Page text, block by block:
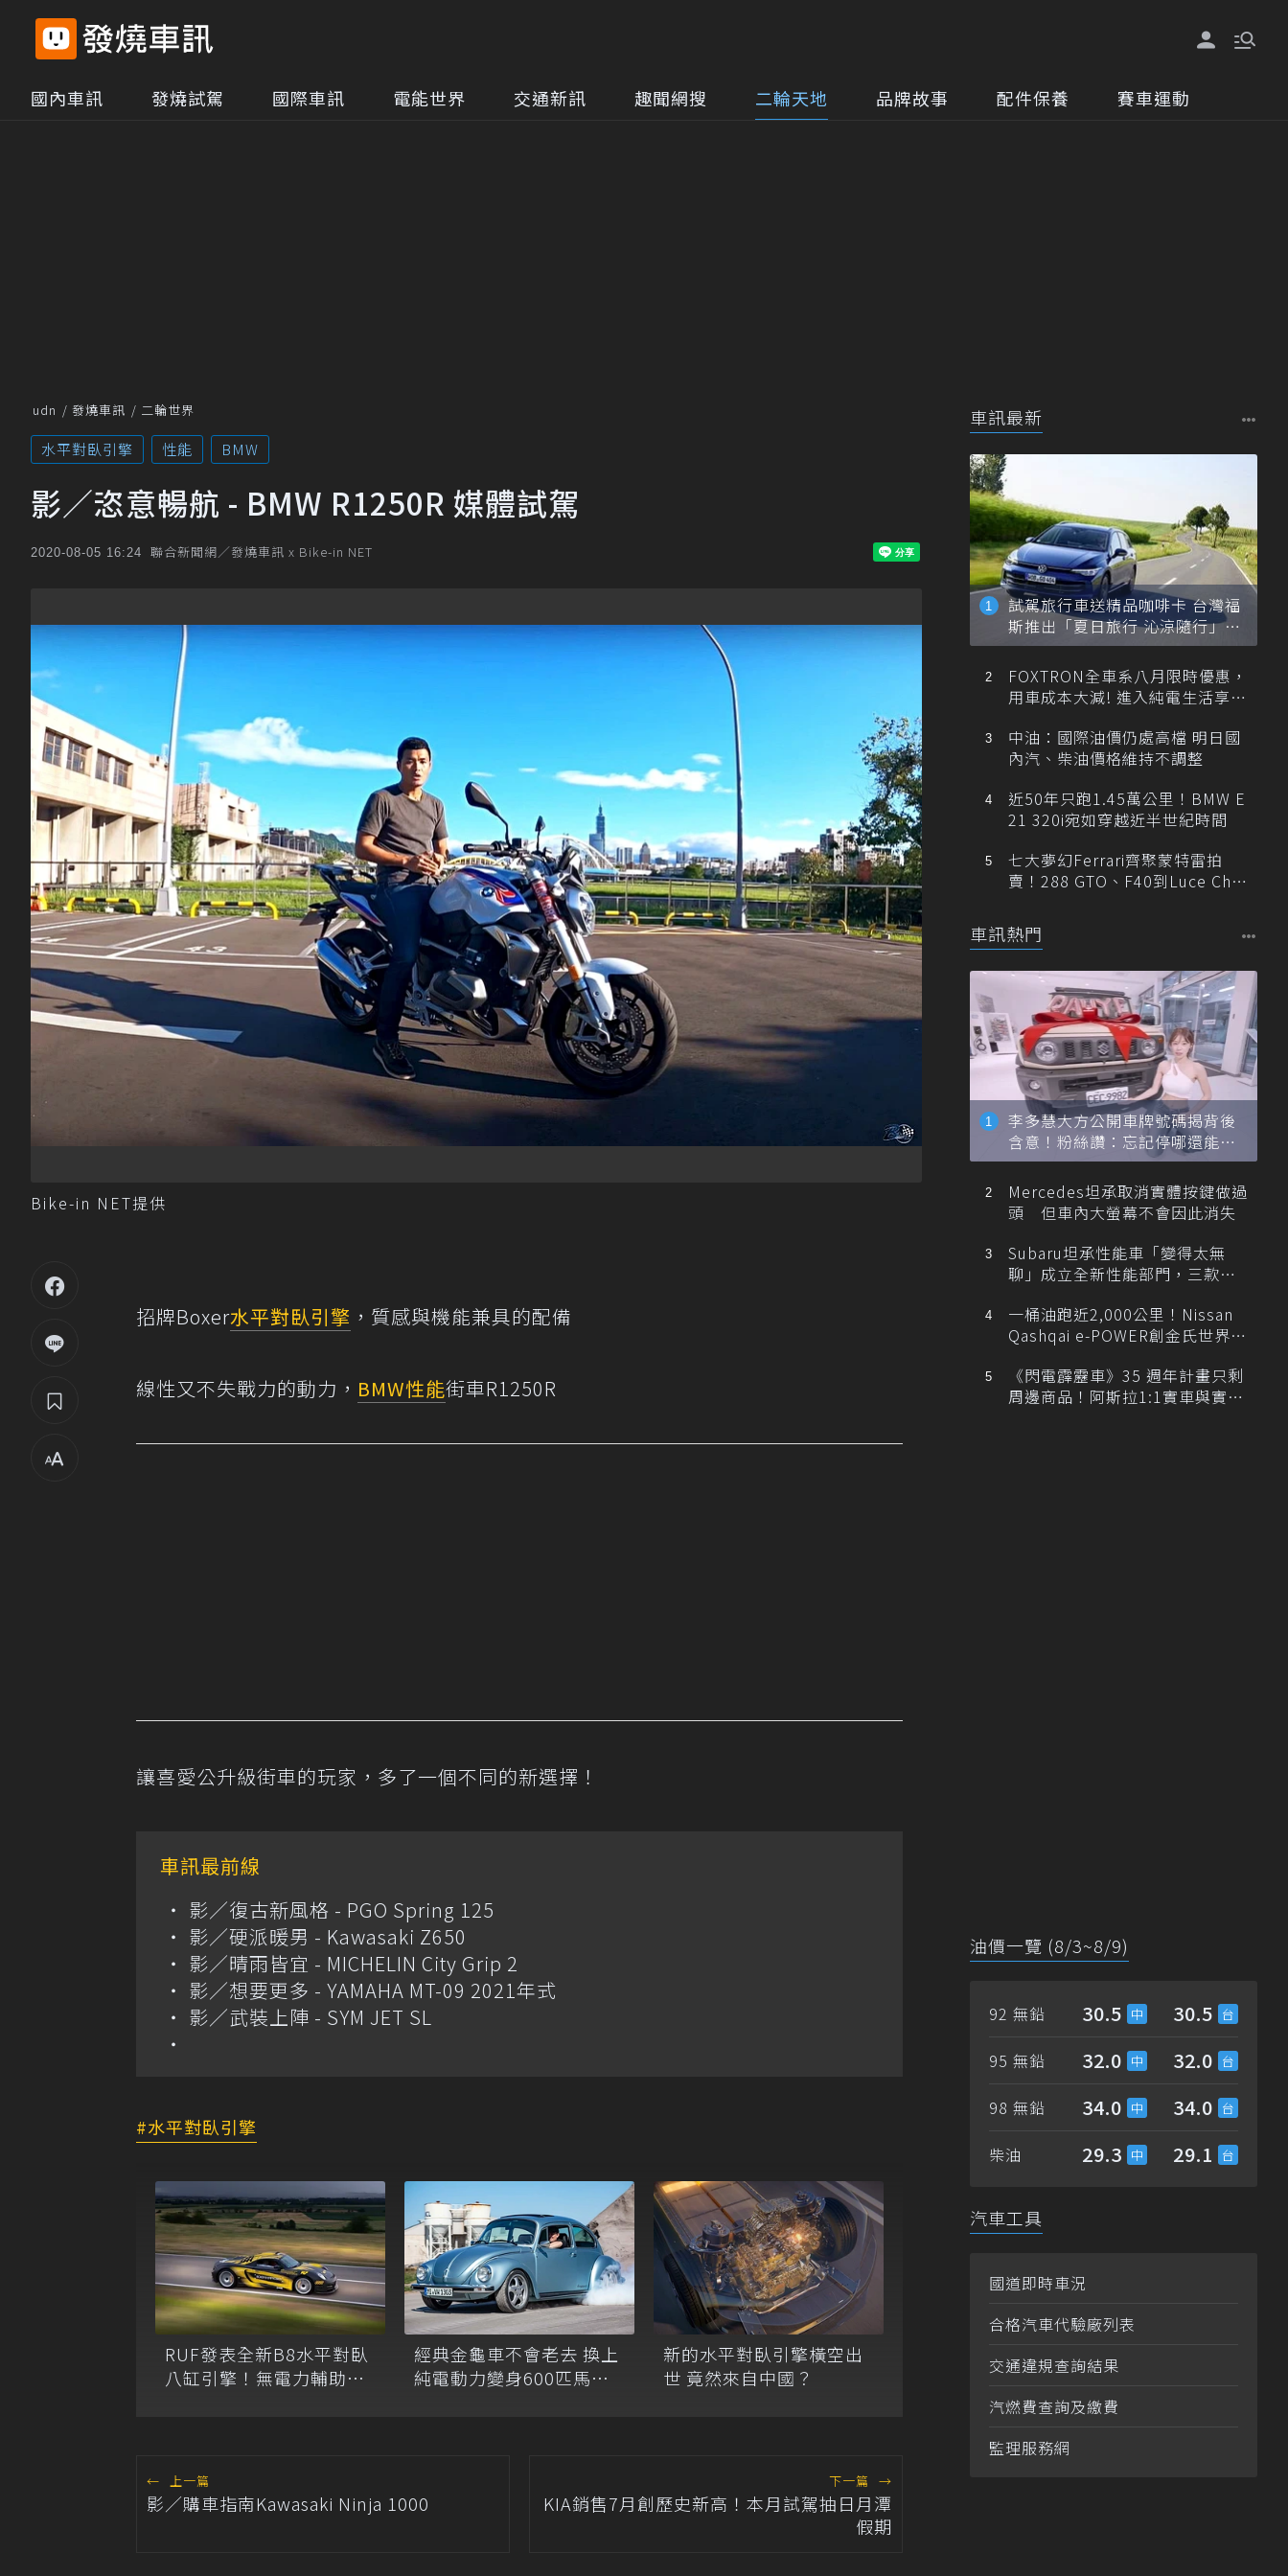
國內車訊 發燒試駕 國際車訊 電能世界 交通新訊 趣聞網搜 二輪天地 品牌故事 配件保養 賽車運動
udn 發燒車訊 二輪世界
水平對臥引擎 性能 BMW
影／恣意暢航 - BMW R1250R 媒體試駕
2020-08-05 16:24 聯合新聞網／發燒車訊 x Bike-in NET
Bike-in NET提供
招牌Boxer水平對臥引擎 ，質感與機能兼具的配備
線性又不失戰力的動力， BMW性能街車R1250R
讓喜愛公升級街車的玩家，多了一個不同的新選擇！
車訊最前線
影／復古新風格 - PGO Spring 125
影／硬派暖男 - Kawasaki Z650
影／晴雨皆宜 - MICHELIN City Grip 2
影／想要更多 - YAMAHA MT-09 2021年式
影／武裝上陣 - SYM JET SL
水平對臥引擎
RUF發表全新B8水平對臥
八缸引擎！無電力輔助也
經典金龜車不會老去 換上
純電動力變身600匹馬力
新的水平對臥引擎橫空出
世 竟然來自中國？
← 上一篇
影／購車指南Kawasaki Ninja 1000
下一篇 →
KIA銷售7月創歷史新高！本月試駕抽日月潭
假期
車訊最新
試駕旅行車送精品咖啡卡 台灣福
斯推出「夏日旅行 沁涼隨行」活
動
FOXTRON全車系八月限時優惠，
用車成本大減! 進入純電生活享
中油：國際油價仍處高檔 明日國
內汽、柴油價格維持不調整
近50年只跑1.45萬公里！BMW E
21 320i宛如穿越近半世紀時間
七大夢幻Ferrari齊聚蒙特雷拍
賣！288 GTO、F40到Luce Cha
車訊熱門
李多慧大方公開車牌號碼揭背後
含意！粉絲讚：忘記停哪還能幫
忙找車
Mercedes坦承取消實體按鍵做過
頭 但車內大螢幕不會因此消失
Subaru坦承性能車「變得太無
聊」成立全新性能部門，三款手
一桶油跑近2,000公里！Nissan
Qashqai e-POWER創金氏世界紀
《閃電霹靂車》35 週年計畫只剩
周邊商品！阿斯拉1:1實車與實體
油價一覽 (8/3~8/9)
92 無鉛 30.5 30.5
95 無鉛 32.0 32.0
98 無鉛 34.0 34.0
柴油 29.3 29.1
汽車工具
國道即時車況
合格汽車代驗廠列表
交通違規查詢結果
汽燃費查詢及繳費
監理服務網